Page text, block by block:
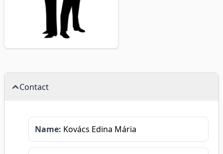
Contact
Name: Kovács Edina Mária